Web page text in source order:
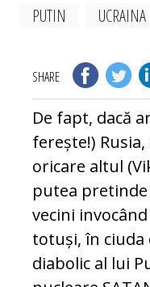
PUTIN
UCRAINA
SHARE
De fapt, dacă
ferește!)
oricare altul
putea
vecini
totuși, în
diabolic al lui